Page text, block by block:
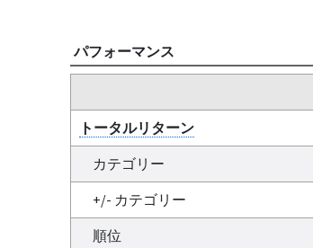
パフォーマンス
トータルリターン
カテゴリー
+/- カテゴリー
順位